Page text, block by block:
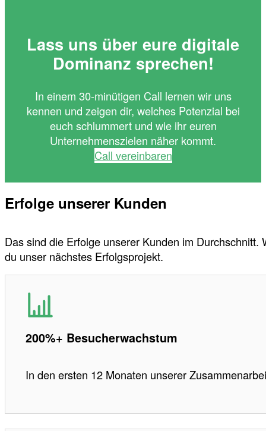
Lass uns über eure digitale
Dominanz sprechen!
In einem 30-minütigen Call lernen wir uns
kennen und zeigen dir, welches Potenzial bei
euch schlummert und wie ihr euren
Unternehmenszielen näher kommt.
Call vereinbaren
Erfolge unserer Kunden
Das sind die Erfolge unserer Kunden im Durchschnitt.
du unser nächstes Erfolgsprojekt.
200%+ Besucherwachstum
In den ersten 12 Monaten unserer